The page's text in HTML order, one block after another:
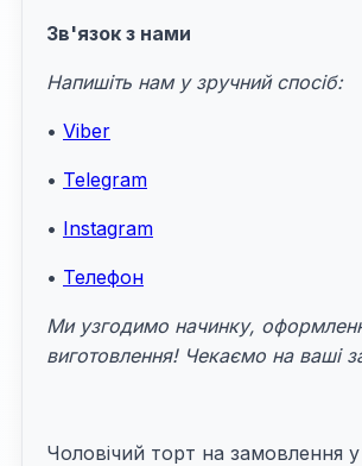
Зв'язок з нами
Напишіть нам у зручний спосіб:
• Viber
• Telegram
• Instagram
• Телефон
Ми узгодимо начинку,
виготовлення! Чекаємо на ваші
Чоловічий торт на замовлення